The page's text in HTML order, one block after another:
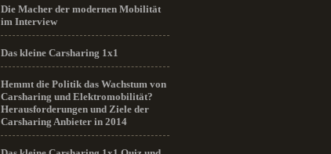
Die Macher der modernen Mobilität
im Interview
Das kleine Carsharing 1x1
Hemmt die Politik das Wachstum von
Carsharing und Elektromobilität?
Herausforderungen und Ziele der
Carsharing Anbieter in 2014